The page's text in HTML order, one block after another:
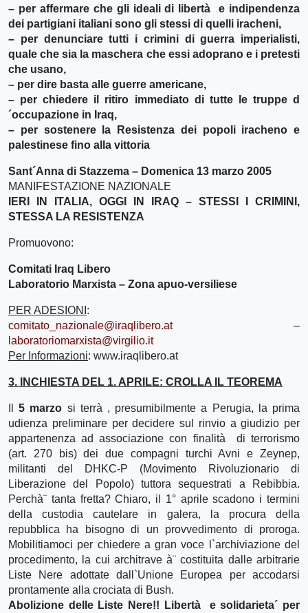
– per affermare che gli ideali di libertà e indipendenza
dei partigiani italiani sono gli stessi di quelli iracheni,
– per denunciare tutti i crimini di guerra imperialisti,
quale che sia la maschera che essi adoprano e i pretesti
che usano,
– per dire basta alle guerre americane,
– per chiedere il ritiro immediato di tutte le truppe d
´occupazione in Iraq,
– per sostenere la Resistenza dei popoli iracheno e
palestinese fino alla vittoria
Sant´Anna di Stazzema – Domenica 13 marzo 2005
MANIFESTAZIONE NAZIONALE
IERI IN ITALIA, OGGI IN IRAQ – STESSI I CRIMINI,
STESSA LA RESISTENZA
Promuovono:
Comitati Iraq Libero
Laboratorio Marxista – Zona apuo-versiliese
PER ADESIONI :
comitato_nazionale@iraqlibero.at–
laboratoriomarxista@virgilio.it
Per Informazioni: www.iraqlibero.at
3. INCHIESTA DEL 1. APRILE: CROLLA IL TEOREMA
Il5 marzo si terrà , presumibilmente a Perugia, la prima
udienza preliminare per decidere sul rinvio a giudizio per
appartenenza ad associazione con finalità di terrorismo
(art. 270 bis) dei due compagni turchi Avni e Zeynep,
militanti del DHKC-P (Movimento Rivoluzionario di
Liberazione del Popolo) tuttora sequestrati a Rebibbia.
Perchà¨ tanta fretta? Chiaro, il 1° aprile scadono i termini
della custodia cautelare in galera, la procura della
repubblica ha bisogno di un provvedimento di proroga.
Mobilitiamoci per chiedere a gran voce l`archiviazione del
procedimento, la cui architrave à¨ costituita dalle arbitrarie
Liste Nere adottate dall`Unione Europea per accodarsi
prontamente alla crociata di Bush.
Abolizione delle Liste Nere!! Libertà e solidarieta´ per